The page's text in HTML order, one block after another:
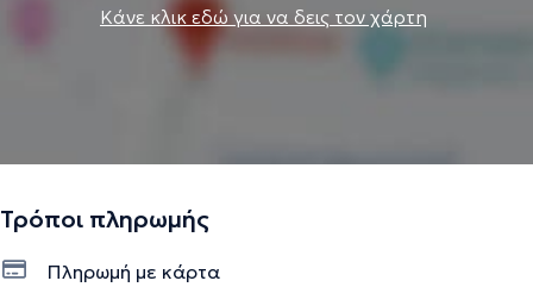
Κάνε κλικ εδώ για να δεις τον χάρτη
Τρόποι πληρωμής
Πληρωμή με κάρτα